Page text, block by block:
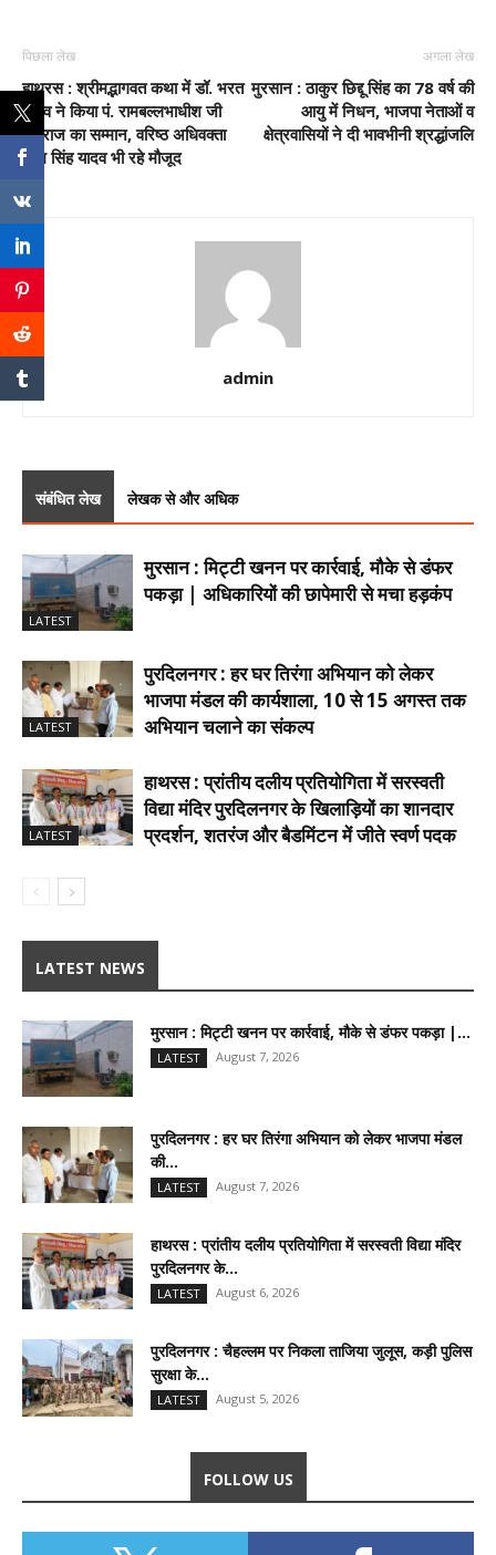
पिछला लेख
हाथरस : श्रीमद्भागवत कथा में डॉ. भरत
यादव ने किया पं. रामबल्लभाधीश जी
महाराज का सम्मान, वरिष्ठ अधिवक्ता
प्रेम सिंह यादव भी रहे मौजूद
अगला लेख
मुरसान : ठाकुर छिद्दू सिंह का 78 वर्ष की
आयु में निधन, भाजपा नेताओं व
क्षेत्रवासियों ने दी भावभीनी श्रद्धांजलि
admin
संबंधित लेख लेखक से और अधिक
LATEST
मुरसान : मिट्टी खनन पर कार्रवाई, मौके से डंफर
पकड़ा | अधिकारियों की छापेमारी से मचा हड़कंप
LATEST
पुरदिलनगर : हर घर तिरंगा अभियान को लेकर
भाजपा मंडल की कार्यशाला, 10 से 15 अगस्त तक
अभियान चलाने का संकल्प
LATEST
हाथरस : प्रांतीय दलीय प्रतियोगिता में सरस्वती
विद्या मंदिर पुरदिलनगर के खिलाड़ियों का शानदार
प्रदर्शन, शतरंज और बैडमिंटन में जीते स्वर्ण पदक
LATEST NEWS
मुरसान : मिट्टी खनन पर कार्रवाई, मौके से डंफर पकड़ा |...
LATEST August 7, 2026
पुरदिलनगर : हर घर तिरंगा अभियान को लेकर भाजपा मंडल
की...
LATEST August 7, 2026
हाथरस : प्रांतीय दलीय प्रतियोगिता में सरस्वती विद्या मंदिर
पुरदिलनगर के...
LATEST August 6, 2026
पुरदिलनगर : चैहल्लम पर निकला ताजिया जुलूस, कड़ी पुलिस
सुरक्षा के...
LATEST August 5, 2026
FOLLOW US